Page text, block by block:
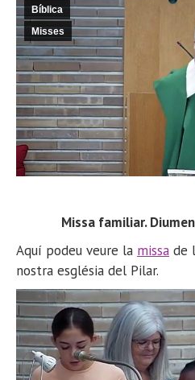
Bíblica
Misses
Missa familiar.
Aquí podeu veure la missa de
nostra església del Pilar.